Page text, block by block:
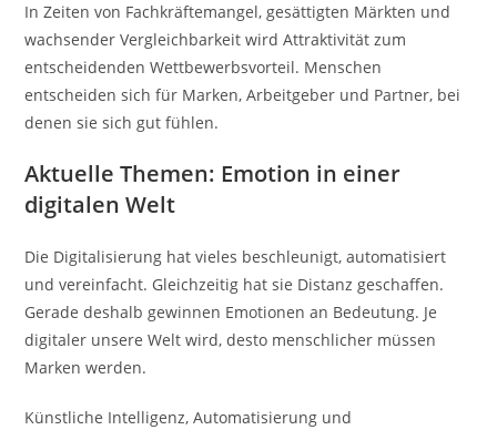
In Zeiten von Fachkräftemangel, gesättigten Märkten und
wachsender Vergleichbarkeit wird Attraktivität zum
entscheidenden Wettbewerbsvorteil. Menschen
entscheiden sich für Marken, Arbeitgeber und Partner, bei
denen sie sich gut fühlen.
Aktuelle Themen: Emotion in einer
digitalen Welt
Die Digitalisierung hat vieles beschleunigt, automatisiert
und vereinfacht. Gleichzeitig hat sie Distanz geschaffen.
Gerade deshalb gewinnen Emotionen an Bedeutung. Je
digitaler unsere Welt wird, desto menschlicher müssen
Marken werden.
Künstliche Intelligenz, Automatisierung und